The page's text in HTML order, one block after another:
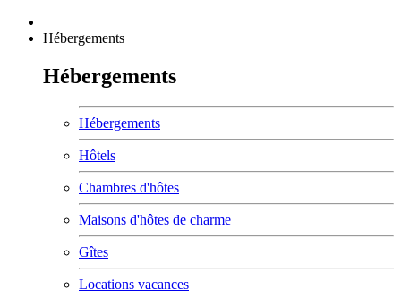
Hébergements
Hébergements
Hébergements
Hôtels
Chambres d'hôtes
Maisons d'hôtes de charme
Gîtes
Locations vacances